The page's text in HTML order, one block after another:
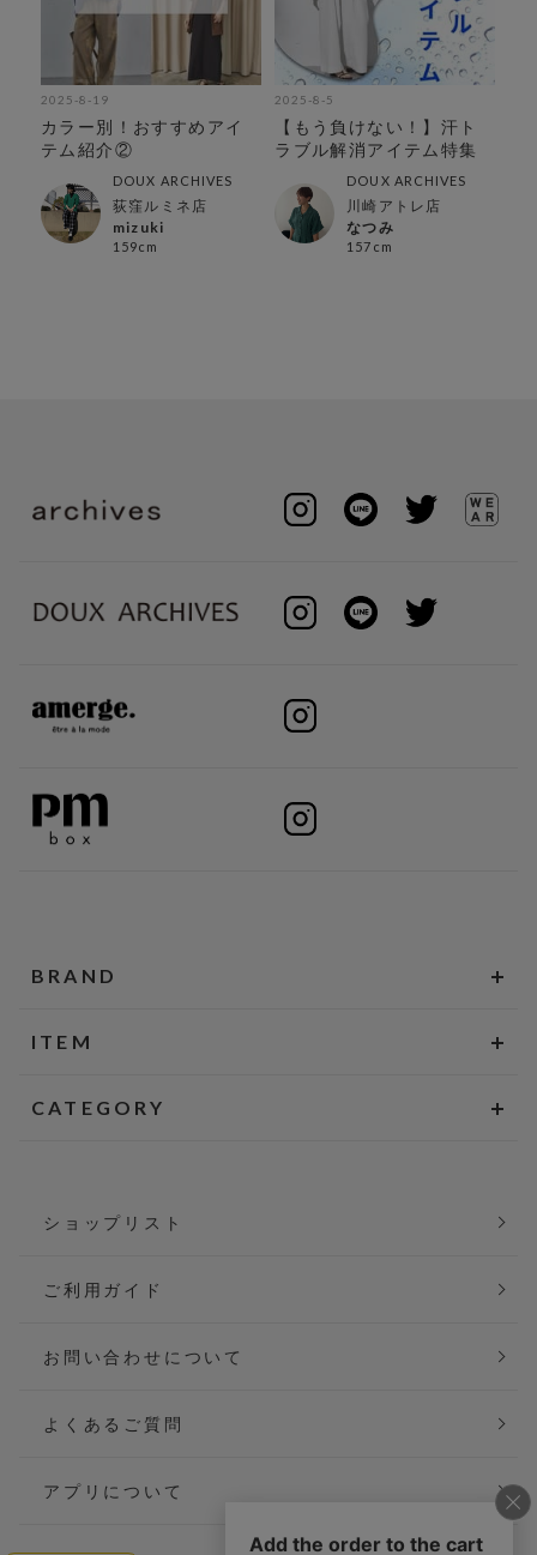
2025-8-19
カラー別！おすすめアイ
テム紹介②
DOUX ARCHIVES
荻窪ルミネ店
mizuki
159cm
2025-8-5
【もう負けない！】汗ト
ラブル解消アイテム特集
DOUX ARCHIVES
川崎アトレ店
なつみ
157cm
BRAND
ITEM
CATEGORY
ショップリスト
ご利用ガイド
お問い合わせについて
よくあるご質問
アプリについて